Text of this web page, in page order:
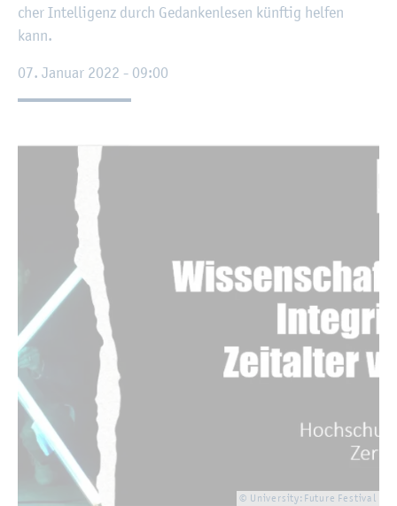
cher In­tel­li­genz durch Ge­dan­ken­le­sen künf­tig hel­fen
kann.
07. Ja­nu­ar 2022 - 09:00
© Uni­ver­si­ty:Fu­ture Fes­ti­val